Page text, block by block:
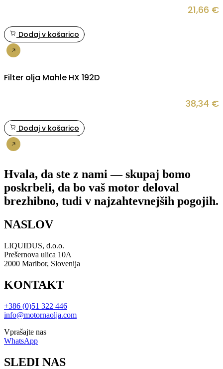
21,66 €
Dodaj v košarico
Filter olja Mahle HX 192D
38,34 €
Dodaj v košarico
Hvala, da ste z nami — skupaj bomo
poskrbeli, da bo vaš motor deloval
brezhibno, tudi v najzahtevnejših pogojih.
NASLOV
LIQUIDUS, d.o.o.
Prešernova ulica 10A
2000 Maribor, Slovenija
KONTAKT
+386 (0)51 322 446
info@motornaolja.com
Vprašajte nas
WhatsApp
SLEDI NAS